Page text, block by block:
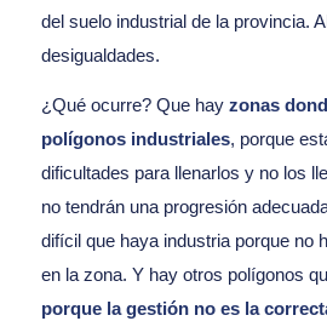
del suelo industrial de la provincia.
desigualdades.
¿Qué ocurre? Que hay zonas
polígonos industriales, porque
dificultades para llenarlos y no los
no tendrán una progresión
difícil que haya industria porque no
en la zona. Y hay otros polígonos
porque la gestión no es la